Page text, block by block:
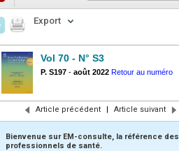
Export
Vol 70 - N° S3
P. S197 - août 2022 Retour au numéro
Article précédent | Article suivant
Bienvenue sur EM-consulte, la référence des
professionnels de santé.